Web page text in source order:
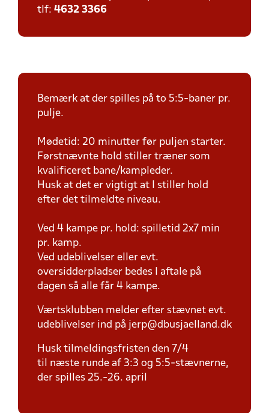
tlf: 4632 3366
Bemærk at der spilles på to 5:5-baner pr.
pulje.
Mødetid: 20 minutter før puljen starter.
Førstnævnte hold stiller træner som
kvalificeret bane/kampleder.
Husk at det er vigtigt at I stiller hold
efter det tilmeldte niveau.
Ved 4 kampe pr. hold: spilletid 2x7 min
pr. kamp.
Ved udeblivelser eller evt.
oversidderpladser bedes I aftale på
dagen så alle får 4 kampe.
Værtsklubben melder efter stævnet evt.
udeblivelser ind på jerp@dbusjaelland.dk
Husk tilmeldingsfristen den 7/4
til næste runde af 3:3 og 5:5-stævnerne,
der spilles 25.-26. april